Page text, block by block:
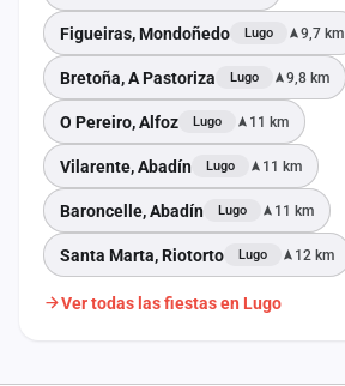
Figueiras, Mondoñedo Lugo 9,7 km
Bretoña, A Pastoriza Lugo 9,8 km
O Pereiro, Alfoz Lugo 11 km
Vilarente, Abadín Lugo 11 km
Baroncelle, Abadín Lugo 11 km
Santa Marta, Riotorto Lugo 12 km
Ver todas las fiestas en Lugo